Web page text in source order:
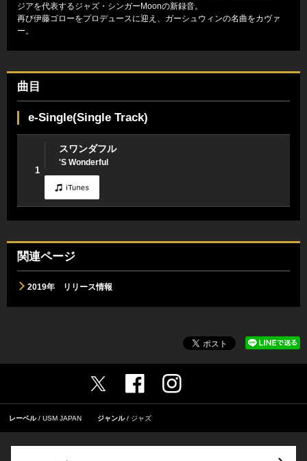
ジアを代表するジャズ・シンガーMoonの新録音。
再び伊藤ゴローをプロデュースに迎え、ガーシュウィンの名曲をカヴァ
ー。
曲目
e-Single(Single Track)
1
スワンダフル
'S Wonderful
関連ページ
2019年 リリース情報
レーベル USM JAPAN ジャンル ジャズ